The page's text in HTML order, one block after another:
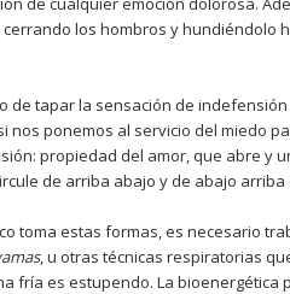
los hombros y hundiéndolo
de tapar la sensación de
nos ponemos al servicio del miedo
propiedad del amor, que abre y
de arriba abajo y de abajo arriba
toma estas formas, es necesario
, u otras técnicas respiratorias
fría es estupendo. La